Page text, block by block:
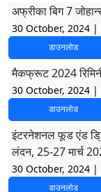
अफ्रीका बिग 7
30 October, 2024 |
डाउनलोड
मैकफ्रूट 2024
30 October, 2024 |
डाउनलोड
इंटरनेशनल फूड एंड
लंदन, 25-27 मार्च
30 October, 2024 |
डाउनलोड